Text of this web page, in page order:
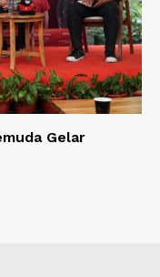
Gelar